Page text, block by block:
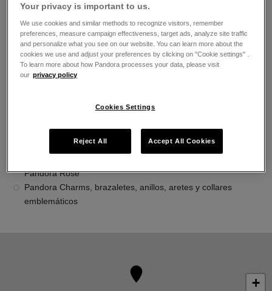
El horario de apertura
Lunes 10:00
Martes
10:00-20:00
Miércoles
10:00-20:00
Jueves
10:00
Viernes
Joyería contemporánea acabada a mano
Pandora Rose
Pandora Charms, brazaletes, anillos, aretes y collares
emblemáticos
+
Your privacy is important to us.
We use cookies and similar methods to recognize visitors, remember
preferences, measure campaign effectiveness, target ads, analyze site traffic
and personalize what you see on our website. You can learn more about the
cookies we use and adjust your preferences by clicking on "Cookie settings" .
To learn more about how Pandora processes your data, please visit
our privacy policy
Cookies Settings
Reject All Accept All Cookies